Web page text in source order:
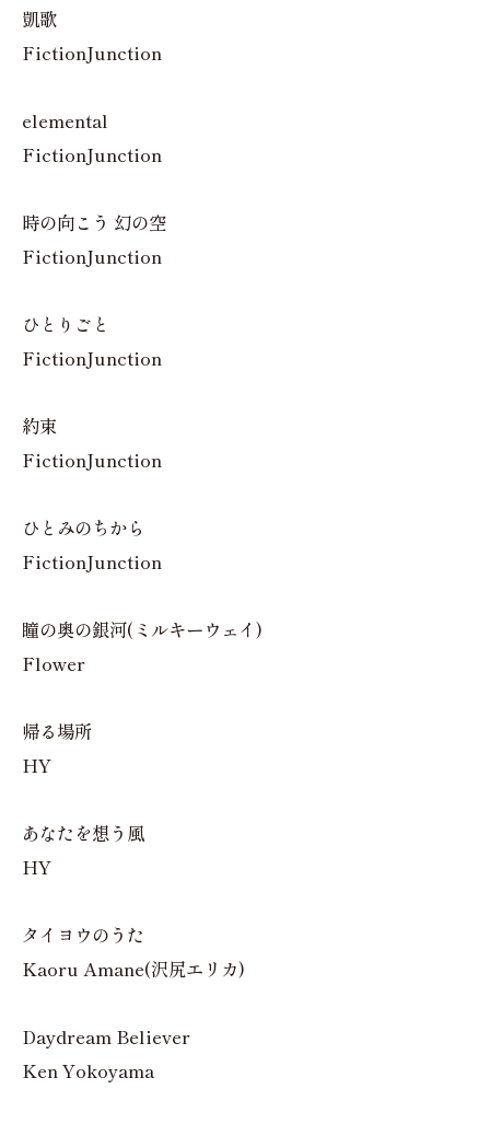
凱歌
FictionJunction
elemental
FictionJunction
時の向こう 幻の空
FictionJunction
ひとりごと
FictionJunction
約束
FictionJunction
ひとみのちから
FictionJunction
瞳の奥の銀河(ミルキーウェイ)
Flower
帰る場所
HY
あなたを想う風
HY
タイヨウのうた
Kaoru Amane(沢尻エリカ)
Daydream Believer
Ken Yokoyama